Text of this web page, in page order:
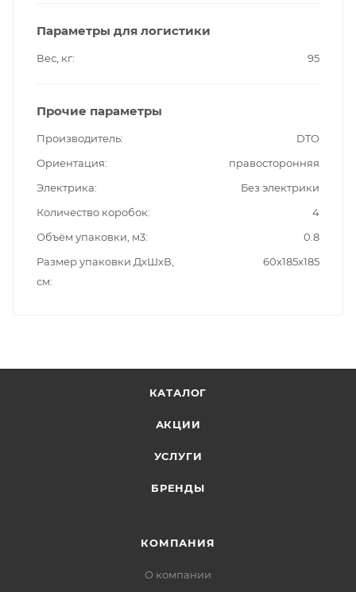
Параметры для логистики
Вес, кг 95
Прочие параметры
Производитель
DTO
Ориентация
правосторонняя
Электрика
Без электрики
Количество коробок
4
Объём упаковки, м3
0.8
Размер упаковки ДxШxВ,
см
60x185x185
КАТАЛОГ
АКЦИИ
УСЛУГИ
БРЕНДЫ
КОМПАНИЯ
О компании